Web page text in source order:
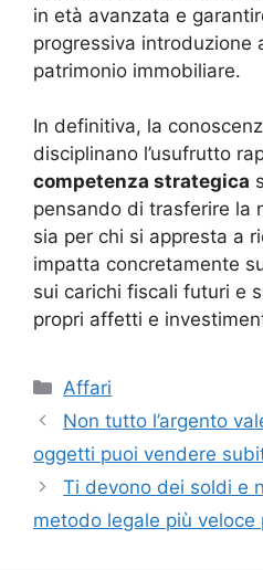
in età avanzata e
progressiva introduzione
patrimonio immobiliare.
In definitiva, la
disciplinano l’usufrutto
competenza strategica
pensando di trasferire la
sia per chi si appresta a
impatta concretamente
sui carichi fiscali futuri e
propri affetti e
Categorie
Affari
Non tutto l’argento
oggetti puoi vendere
Ti devono dei soldi e
metodo legale più